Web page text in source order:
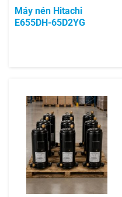
Máy nén Hitachi
E655DH-65D2YG